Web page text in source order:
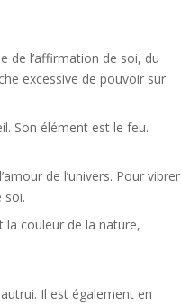
de l’affirmation de soi, du
excessive de pouvoir sur
Son élément est le feu.
de l’univers. Pour vibrer
soi.
la couleur de la nature,
Il est également en